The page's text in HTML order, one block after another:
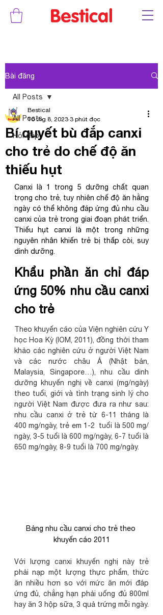
Bài đăng
All Posts
Hỏi đáp
All Posts
Bí quyết bù đắp canxi
cho trẻ do chế độ ăn
thiếu hụt
Bestical
10 thg 8, 2023 3 phút đọc
Canxi là 1 trong 5 dưỡng chất quan
trọng cho trẻ, tuy nhiên chế độ ăn hằng
ngày có thể không đáp ứng đủ nhu cầu
canxi của trẻ trong giai đoạn phát triển.
Thiếu hụt canxi là một trong những
nguyên nhân khiến trẻ bị thấp còi, suy
dinh dưỡng.
Khẩu phần ăn chỉ đáp
ứng 50% nhu cầu canxi
cho trẻ
Theo khuyến cáo của Viện nghiên cứu Y
học Hoa Kỳ (IOM, 2011), đồng thời tham
khảo các nghiên cứu ở người Việt Nam
và các nước châu Á (Nhật bản,
Malaysia, Singapore…), nhu cầu dinh
dưỡng khuyến nghị về canxi (mg/ngày)
theo tuổi, giới và tình trạng sinh lý cho
người Việt Nam được đưa ra như sau:
nhu cầu canxi ở trẻ từ 6-11 tháng là
400 mg/ngày, trẻ em 1-2  tuổi là 500 mg/
ngày, 3-5 tuổi là 600 mg/ngày, 6-7 tuổi là
650 mg/ngày, 8-9 tuổi là 700 mg/ngày.
Bảng nhu cầu canxi cho trẻ theo
khuyến cáo 2011
Với lượng canxi khuyến nghị này trẻ
phải nạp một lượng thực phẩm, thức
ăn nhiều hơn so với mức ăn mới đáp
ứng đủ, chẳng hạn phải uống đủ 800ml